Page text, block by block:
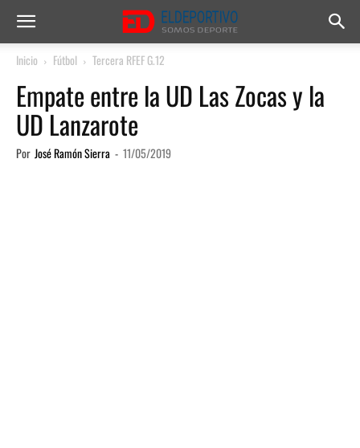
Inicio Fútbol Tercera RFEF G.12
Empate entre la UD Las Zocas y la
UD Lanzarote
Por José Ramón Sierra - 11/05/2019